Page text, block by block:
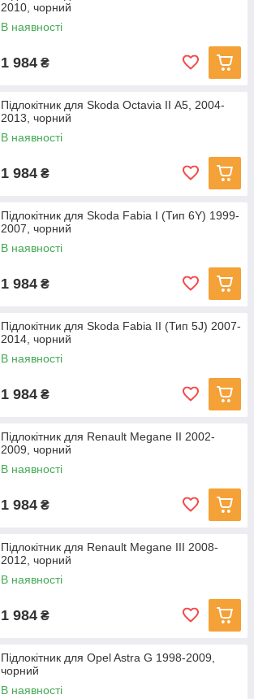
2010, чорний
В наявності
1 984 ₴
Підлокітник для Skoda Octavia II А5, 2004-
2013, чорний
В наявності
1 984 ₴
Підлокітник для Skoda Fabia I (Тип 6Y) 1999-
2007, чорний
В наявності
1 984 ₴
Підлокітник для Skoda Fabia II (Тип 5J) 2007-
2014, чорний
В наявності
1 984 ₴
Підлокітник для Renault Megane II 2002-
2009, чорний
В наявності
1 984 ₴
Підлокітник для Renault Megane III 2008-
2012, чорний
В наявності
1 984 ₴
Підлокітник для Opel Astra G 1998-2009,
чорний
В наявності